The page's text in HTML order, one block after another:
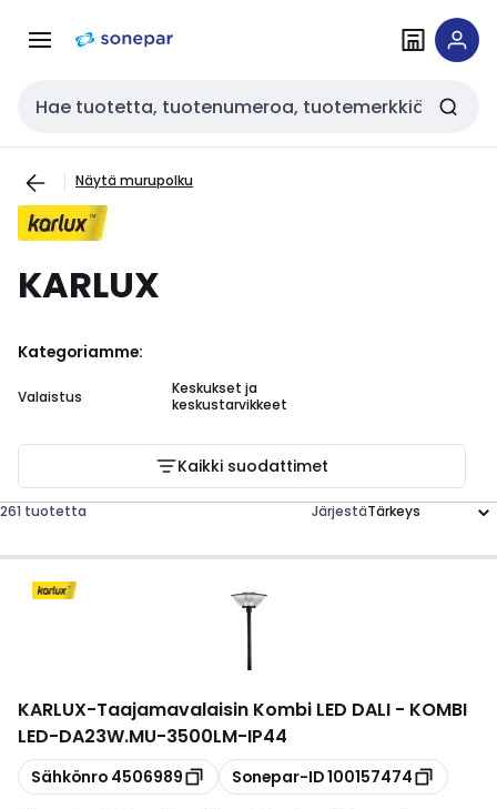
navigointiinsisältöön
Haku
Näytä murupolku
KARLUX
Kategoriamme:
Valaistus
Keskukset ja
keskustarvikkeet
Kaikki suodattimet
261 tuotetta Järjestä
KARLUX-Taajamavalaisin Kombi LED DALI - KOMBI
LED-DA23W.MU-3500LM-IP44
Kopioi
Sähkönro 4506989 Kopioi
Sonepar-ID100157474